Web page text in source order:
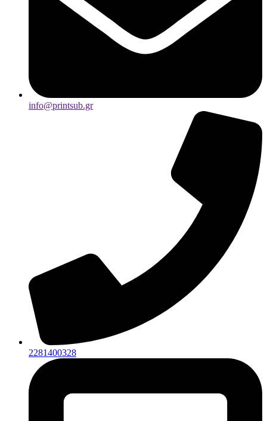
info@printsub.gr
2281400328